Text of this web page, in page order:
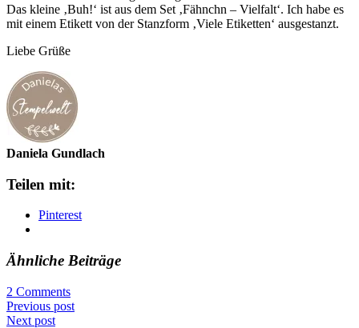
Das kleine ‚Buh!‘ ist aus dem Set ‚Fähnchn – Vielfalt‘. Ich habe es
mit einem Etikett von der Stanzform ‚Viele Etiketten‘ ausgestanzt.
Liebe Grüße
Daniela Gundlach
Teilen mit:
Pinterest
Ähnliche Beiträge
2 Comments
Previous post
Next post